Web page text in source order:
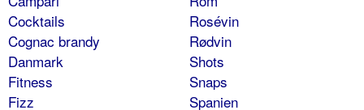
Cocktails
Cognac brandy
Danmark
Fitness
Fizz
Rosévin
Rødvin
Shots
Snaps
Spanien